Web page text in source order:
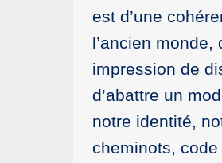
est d’une
l’ancien
impression de
d’abattre un
notre identité,
cheminots,